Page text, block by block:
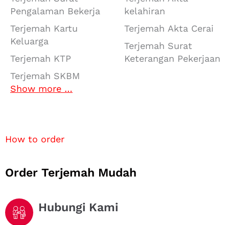
Pengalaman Bekerja
Terjemah Kartu
Keluarga
Terjemah KTP
Terjemah SKBM
kelahiran
Terjemah Akta Cerai
Terjemah Surat
Keterangan Pekerjaan
Show more …
How to order
Order Terjemah Mudah
Hubungi Kami